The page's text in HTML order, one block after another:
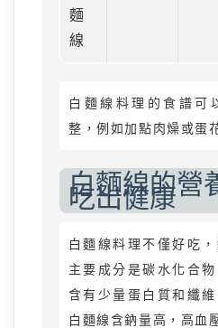
麵
線
白麵線料理的食譜可
整，例如加點肉燥或蛋
白麵線的營
吃出健康
白麵線料理不僅好吃
主要成分是碳水化合
含有少量蛋白質和纖
白麵線含鈉量高，高血